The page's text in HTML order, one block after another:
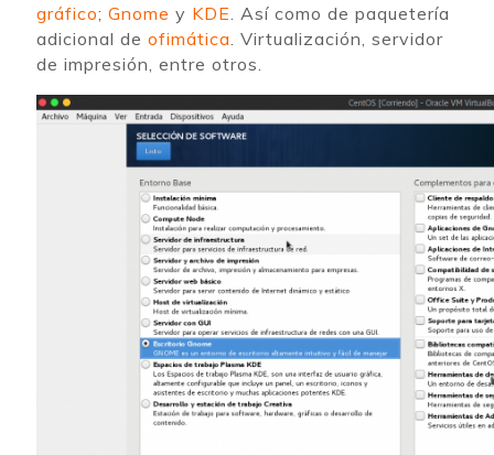
gráfico; Gnome y KDE . Así como de paquetería
adicional de ofimática . Virtualización, servidor
de impresión, entre otros.